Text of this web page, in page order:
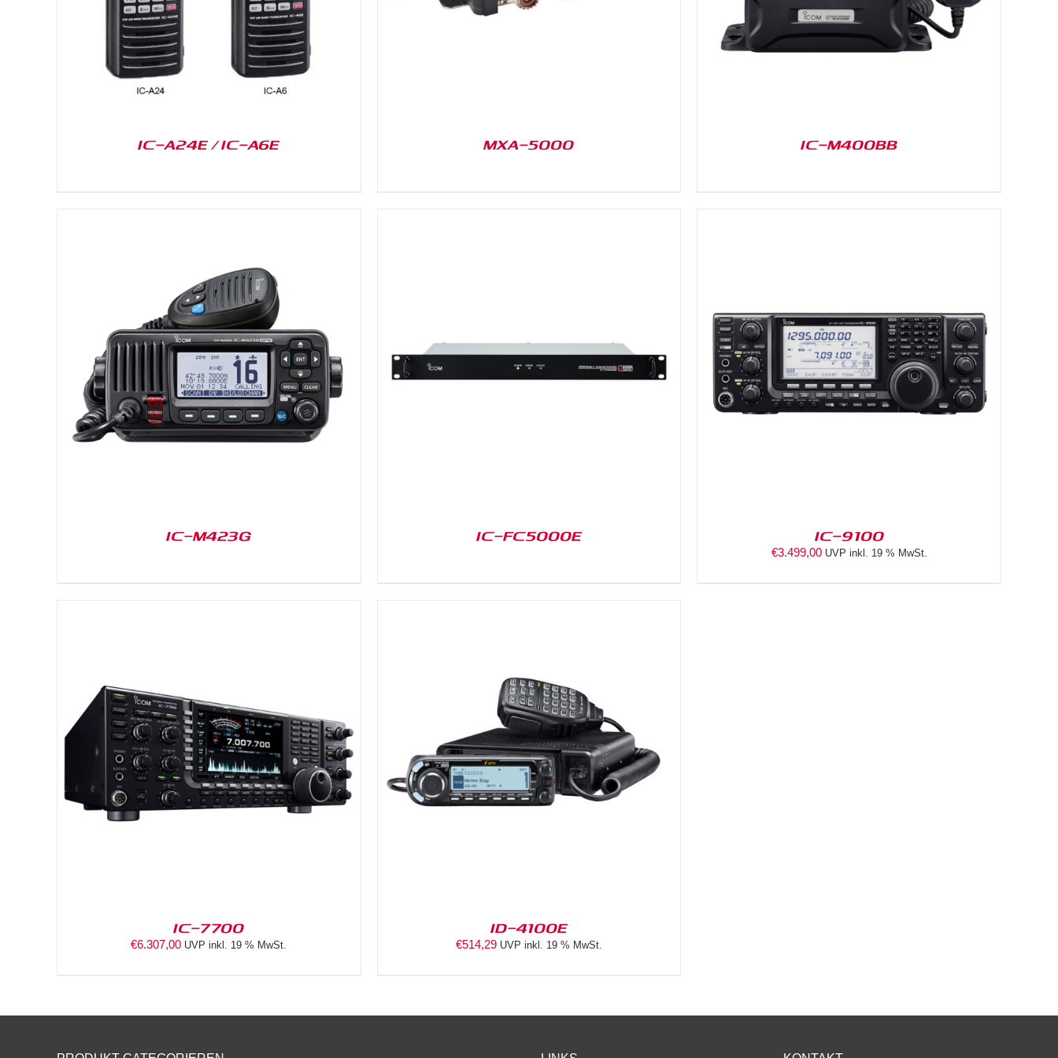
IC-A24E / IC-A6E MXA-5000 IC-M400BB
IC-M423G
DETAILS
IC-FC5000E
DETAILS
IC-9100
€3.499,00 UVP inkl. 19 % MwSt.
IC-7700
€6.307,00 UVP inkl. 19 % MwSt.
DETAILS
ID-4100E
€514,29 UVP inkl. 19 % MwSt.